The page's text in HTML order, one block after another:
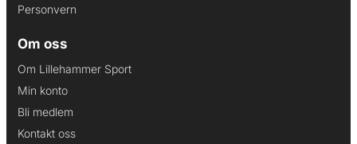
Personvern
Om oss
Om Lillehammer Sport
Min konto
Bli medlem
Kontakt oss